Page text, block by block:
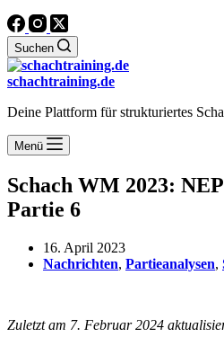
Suchen
schachtraining.de
Deine Plattform für strukturiertes
Menü
Schach WM 2023:
Partie 6
16. April 2023
Nachrichten, Partieanalysen,
Zuletzt am 7. Februar 2024